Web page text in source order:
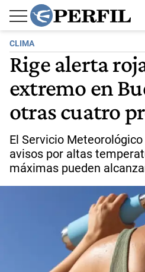
CLIMA
Rige alerta
extremo en
otras cuatro
El Servicio
avisos por altas
máximas pueden